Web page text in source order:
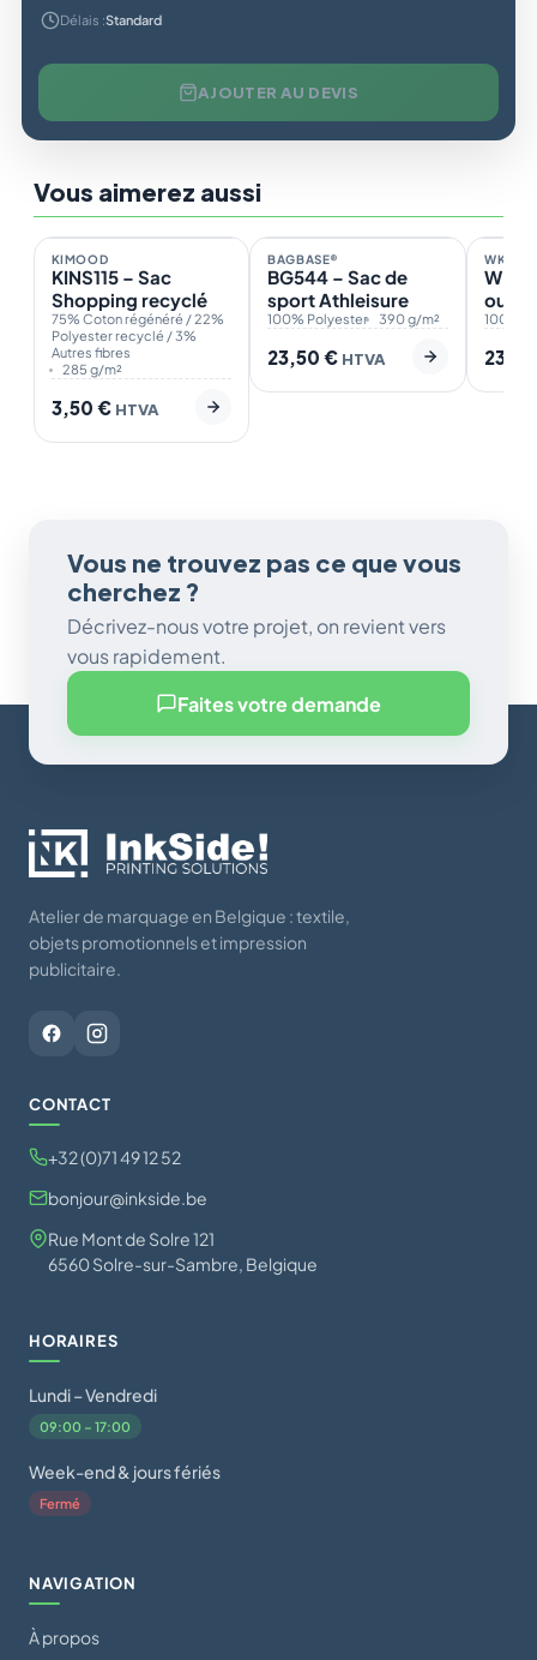
Délais :Standard
AJOUTER AU DEVIS
Vous aimerez aussi
ÉCO
2
En stock
KIMOOD
KINS115 – Sac
Shopping recyclé
75% Coton régénéré / 22%
Polyester recyclé / 3%
Autres fibres
285 g/m²
3,50 € HTVA
6
En stock
BAGBASE®
BG544 – Sac de
sport Athleisure
100% Polyester 390 g/m²
23,50€ HTVA
En
WK.
outils
100%
Vous ne trouvez pas ce que vous
cherchez ?
Décrivez-nous votre projet, on revient vers
vous rapidement.
Faites votre demande
Atelier de marquage en Belgique : textile,
objets promotionnels et impression
publicitaire.
CONTACT
+32 (0)71 49 12 52
bonjour@inkside.be
Rue Mont de Solre 121
6560 Solre-sur-Sambre, Belgique
HORAIRES
Lundi – Vendredi
09:00 – 17:00
Week-end & jours fériés
Fermé
NAVIGATION
À propos